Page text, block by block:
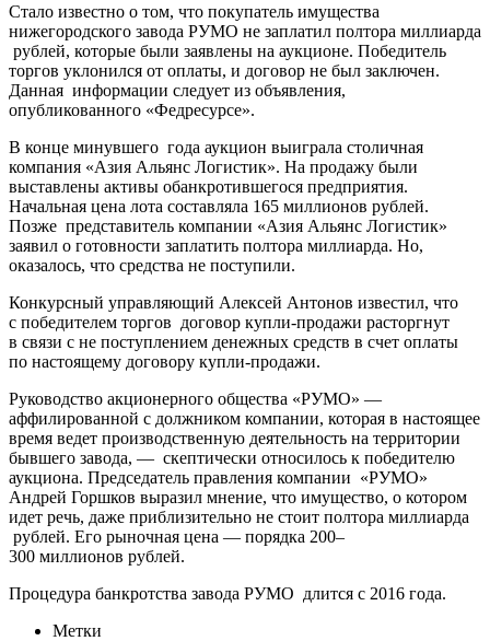
Стало известно о том, что покупатель имущества
нижегородского завода РУМО не заплатил полтора миллиарда
рублей, которые были заявлены на аукционе. Победитель
торгов уклонился от оплаты, и договор не был заключен.
Данная информации следует из объявления,
опубликованного «Федресурсе».
В конце минувшего года аукцион выиграла столичная
компания «Азия Альянс Логистик». На продажу были
выставлены активы обанкротившегося предприятия.
Начальная цена лота составляла 165 миллионов рублей.
Позже представитель компании «Азия Альянс Логистик»
заявил о готовности заплатить полтора миллиарда. Но,
оказалось, что средства не поступили.
Конкурсный управляющий Алексей Антонов известил, что
с победителем торгов договор купли-продажи расторгнут
в связи с не поступлением денежных средств в счет оплаты
по настоящему договору купли-продажи.
Руководство акционерного общества «РУМО» —
аффилированной с должником компании, которая в настоящее
время ведет производственную деятельность на территории
бывшего завода, — скептически относилось к победителю
аукциона. Председатель правления компании «РУМО»
Андрей Горшков выразил мнение, что имущество, о котором
идет речь, даже приблизительно не стоит полтора миллиарда
рублей. Его рыночная цена — порядка 200–
300 миллионов рублей.
Процедура банкротства завода РУМО длится с 2016 года.
Метки